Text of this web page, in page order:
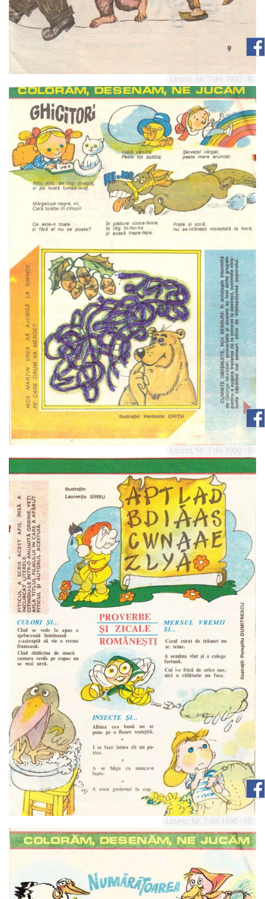
Licurici, Nr. 7 din 1990 - 8
Licurici, Nr. 7 din 1990 - 9
Licurici, Nr. 7 din 1990 - 10